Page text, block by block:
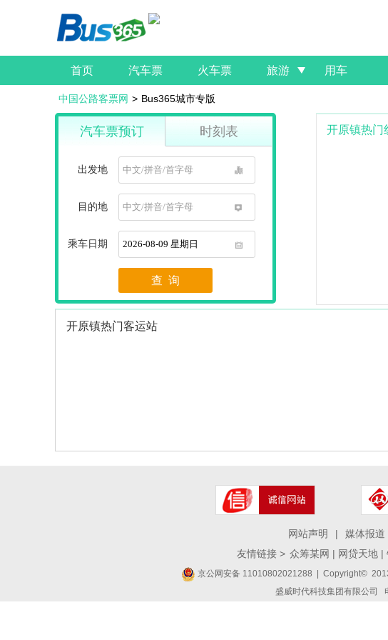
首页 汽车票 火车票 旅游 用车
中国公路客票网 > Bus365城市专版
汽车票预订 时刻表
出发地
目的地
1
乘车日期
1
查 询
开原镇热门
开原镇热门客运站
网站声明 | 媒体报道
友情链接 > 众筹某网 | 网贷天地 |
京公网安备 11010802021288 | Copyright©
盛威时代科技集团有限公司